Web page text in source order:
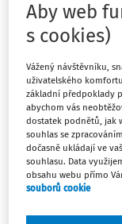
zrušuje dnem
Poslanci
republiky v počtu
návrh na zrušení
aby za ně jednal
Skupina
zákona s těmito
čl. 1 Listiny
Aby web
s cookies)
Vážený návštěvníku,
uživatelského
základní předpoklady
abychom vás
dostatek podnětů, jak
souhlas se
dočasně ukládají ve
souhlasu. Data
obsahu webu přímo
souborů cookie